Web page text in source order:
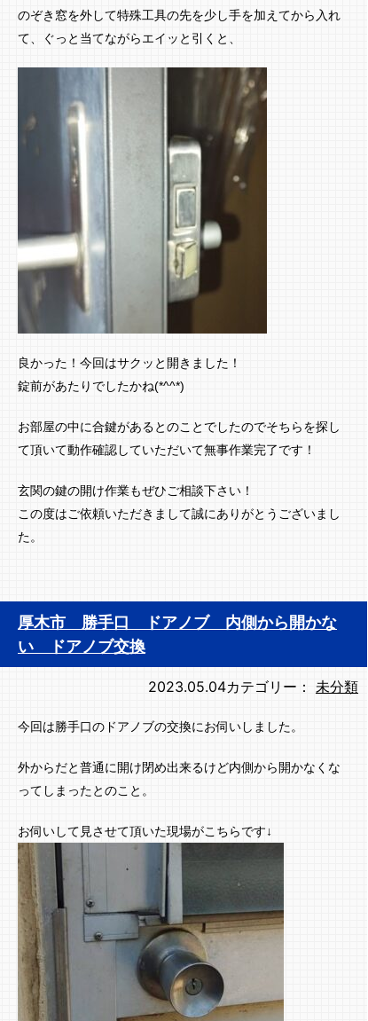
のぞき窓を外して特殊工具の先を少し手を加えてから入れ
て、ぐっと当てながらエイッと引くと、
良かった！今回はサクッと開きました！
錠前があたりでしたかね(*^^*)
お部屋の中に合鍵があるとのことでしたのでそちらを探し
て頂いて動作確認していただいて無事作業完了です！
玄関の鍵の開け作業もぜひご相談下さい！
この度はご依頼いただきまして誠にありがとうございまし
た。
厚木市 勝手口 ドアノブ 内側から開かな
い ドアノブ交換
2023.05.04カテゴリー： 未分類
今回は勝手口のドアノブの交換にお伺いしました。
外からだと普通に開け閉め出来るけど内側から開かなくな
ってしまったとのこと。
お伺いして見させて頂いた現場がこちらです↓